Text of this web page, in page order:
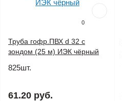
0
Труба гофр.ПВХ d 32 с
зондом (25 м) ИЭК чёрный
825шт.
61.20 руб.